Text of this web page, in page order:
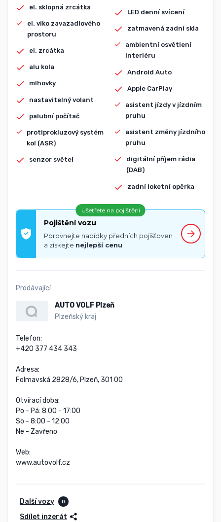
el. sklopná zrcátka
el. víko zavazadlového
prostoru
el. zrcátka
alu kola
mlhovky
nastavitelný volant
palubní počítač
protiprokluzový systém
kol (ASR)
senzor světel
LED denní svícení
zatmavená zadní skla
ambientní osvětlení
interiéru
Android Auto
Apple CarPlay
asistent jízdy v jízdním
pruhu
asistent změny jízdního
pruhu
digitální příjem rádia
(DAB)
zadní loketní opěrka
Ušetřete na pojištění
Pojištění vozu
Porovnejte nabídky předních pojišťoven
a získejte nejlepší cenu
Prodávající
AUTO VOLF Plzeň
Plzeňský kraj
Telefon:
+420 377 434 343
Adresa:
Folmavská 2828/6, Plzeň, 301 00
Otvírací doba:
Po - Pá: 8:00 - 17:00
So - 8:00 - 12:00
Ne - Zavřeno
Web:
www.autovolf.cz
Další vozy 0
Sdílet inzerát